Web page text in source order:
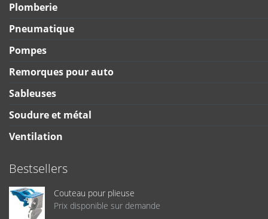
Plomberie
Pneumatique
Pompes
Remorques pour auto
Sableuses
Soudure et métal
Ventilation
Bestsellers
Couteau pour plieuse
Prix disponible sur demande